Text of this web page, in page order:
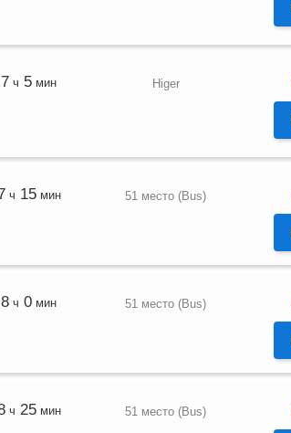
7 ч 5 мин Higer
ч 15мин 51 место (Bus)
8 ч 0 мин 51 место (Bus)
ч 25мин 51 место (Bus)